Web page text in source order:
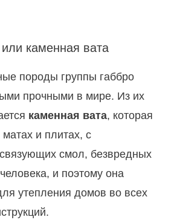
каменная вата
породы группы габбро
прочными в мире. Из их
каменная вата, которая
матах и плитах, с
смол, безвредных
и поэтому она
утепления домов во всех